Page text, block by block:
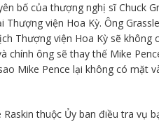
bố của thượng nghị sĩ Chuck
viện Hoa Kỳ. Ông
Thượng viện Hoa Kỳ sẽ không
chính ông sẽ thay thế Mike
Mike Pence lại không có mặt
thuộc Ủy ban điều tra vụ